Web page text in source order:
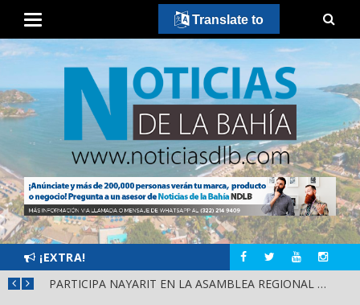
¡EXTRA!
PARTICIPA NAYARIT EN LA ASAMBLEA REGIONAL DE CONSULTA PARA LA LEY DE DERECHOS INDÍGENAS Y AFROMEXICANOS
Translate to